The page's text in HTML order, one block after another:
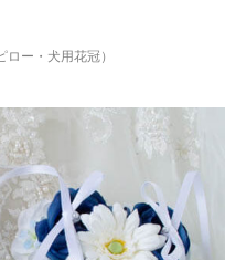
い
てー
品
一
リ
ンお
ー・犬用花冠）